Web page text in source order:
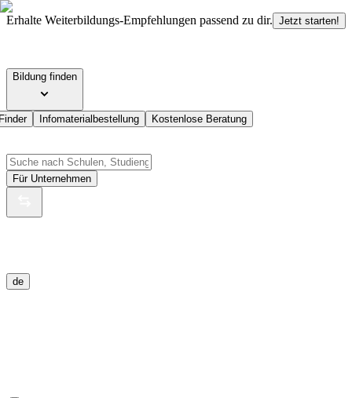
Erhalte Weiterbildungs-Empfehlungen passend zu dir. Jetzt starten!
Bildung finden
Infomaterialbestellung Kostenlose Beratung
Für Unternehmen
de